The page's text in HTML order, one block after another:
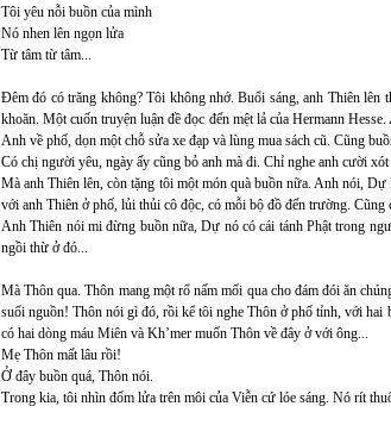
Tôi yêu nỗi buồn của mình
Nó nhen lên ngọn lửa
Từ tâm từ tâm...
Đêm đó có trăng không? Tôi không nhớ. Buổi sáng, anh Thiên lên
khoăn. Một cuốn truyện luận đề đọc đến mệt lả của Hermann
Anh về phố, dọn một chỗ sửa xe đạp và lùng mua sách cũ. Cũng
Có chị người yêu, ngày ấy cũng bỏ anh mà đi. Chỉ nghe anh cười xót
Mà anh Thiên lên, còn tặng tôi một món quà buồn nữa. Anh nói,
với anh Thiên ở phố, lủi thủi cô độc, có mỗi bộ đồ đến trường.
Anh Thiên nói mi đừng buồn nữa, Dự nó có cái tánh Phật trong
ngồi thừ ở đó...
Mà Thôn qua. Thôn mang một rổ nấm mối qua cho đám đói ăn
suối nguồn! Thôn nói gì đó, rồi kể tôi nghe Thôn ở phố tỉnh, với
có hai dòng máu Miên và Kh’mer muốn Thôn về đây ở với ông...
Mẹ Thôn mất lâu rồi!
Ở đây buồn quá, Thôn nói.
Trong kia, tôi nhìn đốm lửa trên môi của Viễn cứ lóe sáng. Nó rít